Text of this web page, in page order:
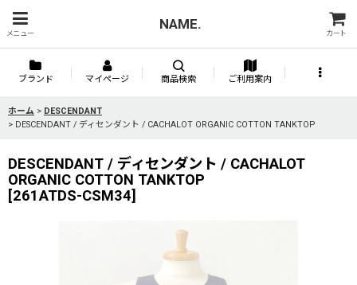
メニュー
NAME.
カート
ブランド マイページ 商品検索 ご利用案内
ホーム > DESCENDANT
> DESCENDANT / ディセンダント / CACHALOT ORGANIC COTTON TANKTOP
DESCENDANT / ディセンダント / CACHALOT
ORGANIC COTTON TANKTOP
[261ATDS-CSM34]